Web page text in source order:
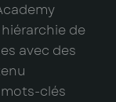
de
avec des
clés